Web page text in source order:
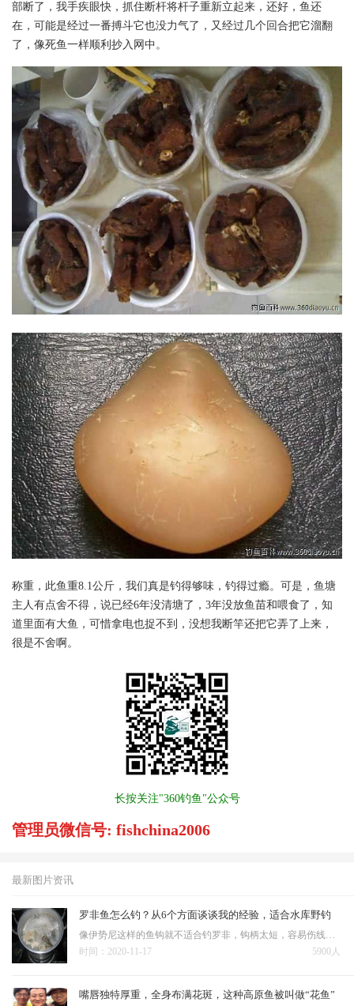
部断了，我手疾眼快，抓住断杆将杆子重新立起来，还好，鱼还
在，可能是经过一番搏斗它也没力气了，又经过几个回合把它溜翻
了，像死鱼一样顺利抄入网中。
称重，此鱼重8.1公斤，我们真是钓得够味，钓得过瘾。可是，鱼塘
主人有点舍不得，说已经6年没清塘了，3年没放鱼苗和喂食了，知
道里面有大鱼，可惜拿电也捉不到，没想我断竿还把它弄了上来，
很是不舍啊。
长按关注"360钓鱼"公众号
管理员微信号: fishchina2006
最新图片资讯
罗非鱼怎么钓？从6个方面谈谈我的经验，适合水库野钓
像伊势尼这样的鱼钩就不适合钓罗非，钩柄太短，容易伤线，即便是用耐磨的激光线或大力马，钩条钩尖太短、钩门窄也不容易打穿罗非嘴。 水库钓罗非鱼不像钓鱼塘用小钩细线，鱼塘钓罗非用1号尼龙线可以钓到4，5斤的罗非…
5900人
时间：2020-11-17
嘴唇独特厚重，全身布满花斑，这种高原鱼被叫做“花鱼”